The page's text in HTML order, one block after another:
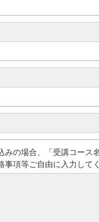
みの場合、「受講コース
項等ご自由に入力して